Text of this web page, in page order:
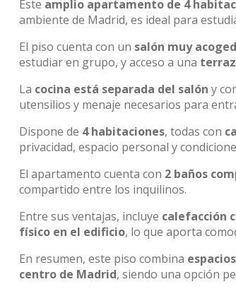
Este amplio apartamento de 4
ambiente de Madrid, es ideal para
El piso cuenta con un salón muy
estudiar en grupo, y acceso a una
La cocina está separada del salón y
utensilios y menaje necesarios para
Dispone de 4 habitaciones, todas con
privacidad, espacio personal y
El apartamento cuenta con 2 baños
compartido entre los inquilinos.
Entre sus ventajas, incluye calefacción
físico en el edificio, lo que aporta
En resumen, este piso combina
centro de Madrid, siendo una opción